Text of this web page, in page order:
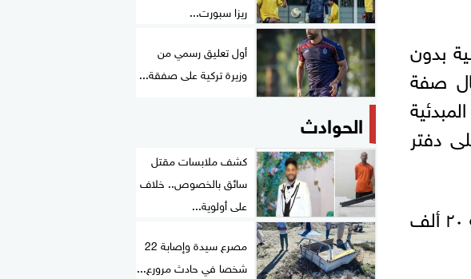
بدون
صفة
دفتر
وبعدها، قررت النيابة العامة بالشيخ زايد، إخلاء سبيلها بكفالة ٢٠ ألف
ريزا سبورت...
أول تعليق رسمي من
وزيرة تركية على صفقة...
الحوادث
كشف ملابسات مقتل
سائق بالخصوص.. خلاف
على أولوية...
مصرع سيدة وإصابة 22
شخصا في حادث مرورع...